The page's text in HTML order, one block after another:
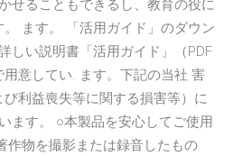
せることもできるし、教育の役に
ます。 「活用ガイド」のダウン
しい説明書「活用ガイド」（PDF
意してい. ます。下記の当社 害
び利益喪失等に関する損害等）に
ます。 ○本製品を安心してご使用
作物を撮影または録音したもの